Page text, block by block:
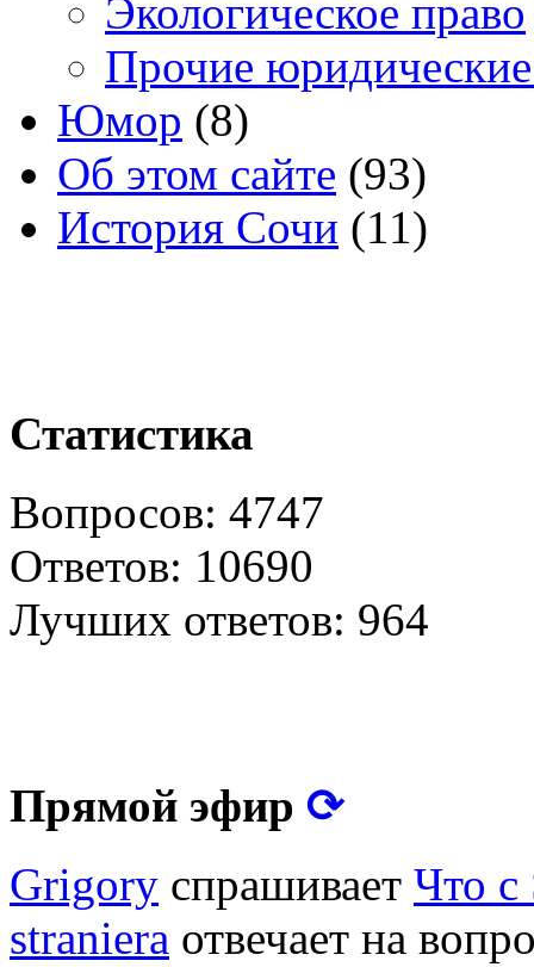
Экологическое право
Прочие
Юмор (8)
Об этом сайте (93)
История Сочи (11)
Статистика
Вопросов: 4747
Ответов: 10690
Лучших ответов: 964
Прямой эфир ⟳
Grigory спрашивает Что с
straniera отвечает на